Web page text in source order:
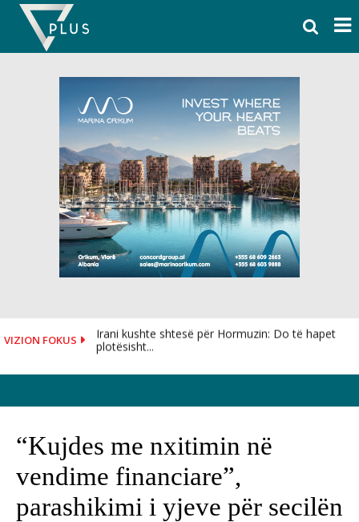
Skip
content
VIZION FOKUS
Irani kushte shtesë për Hormuzin: Do të hapet
plotësisht...
“Kujdes me nxitimin në
vendime financiare”,
parashikimi i yjeve për secilën